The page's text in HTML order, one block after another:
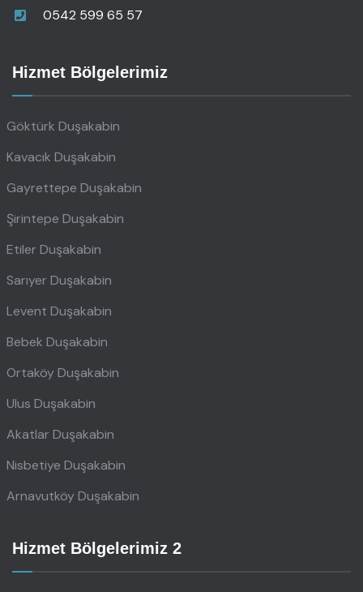
0542 599 65 57
Hizmet Bölgelerimiz
Göktürk Duşakabin
Kavacık Duşakabin
Gayrettepe Duşakabin
Şirintepe Duşakabin
Etiler Duşakabin
Sarıyer Duşakabin
Levent Duşakabin
Bebek Duşakabin
Ortaköy Duşakabin
Ulus Duşakabin
Akatlar Duşakabin
Nisbetiye Duşakabin
Arnavutköy Duşakabin
Hizmet Bölgelerimiz 2